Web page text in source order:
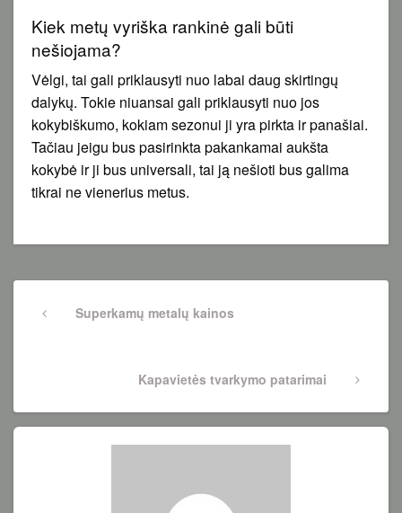
Kiek metų vyriška rankinė gali būti
nešiojama?
Vėlgi, tai gali priklausyti nuo labai daug skirtingų
dalykų. Tokie niuansai gali priklausyti nuo jos
kokybiškumo, kokiam sezonui ji yra pirkta ir panašiai.
Tačiau jeigu bus pasirinkta pakankamai aukšta
kokybė ir ji bus universali, tai ją nešioti bus galima
tikrai ne vienerius metus.
Navigacija
tarpPreviousSuperkamų metalų kainos
Next
Kapavietės tvarkymo patarimai